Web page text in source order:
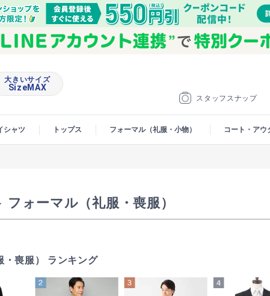
スタッフスナップ
大きいサイズ
SizeMAX
シャツ トップス フォーマル（礼服・小物） コート・アウ
フォーマル（礼服・喪服）
・喪服） ランキング